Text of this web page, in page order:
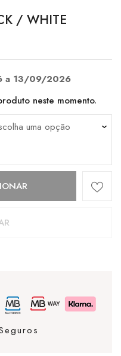
/ WHITE
a 13/09/2026
neste momento.